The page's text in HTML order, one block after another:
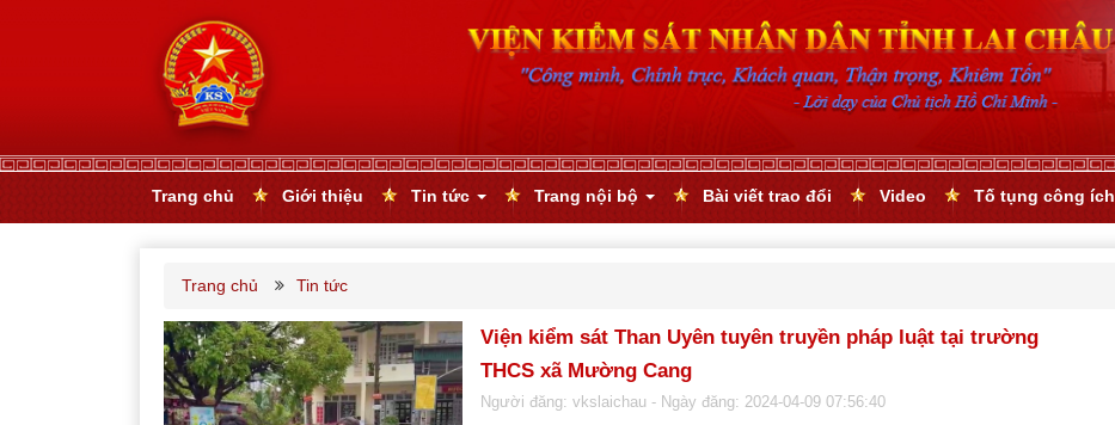
Trang chủ Giới thiệu Tin tức Trang nội bộ Bài viết trao đổi Video Tố tụng công ích
Trang chủ Tin tức
Viện kiểm sát Than Uyên tuyên truyền pháp luật tại trường
THCS xã Mường Cang
Người đăng: vkslaichau - Ngày đăng: 2024-04-09 07:56:40